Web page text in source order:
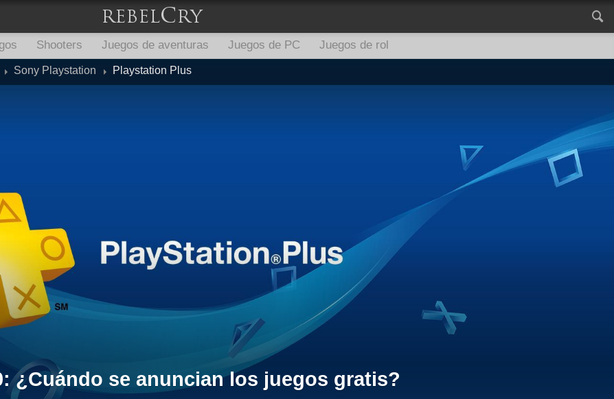
Shooters Juegos de aventuras Juegos de PC Juegos de rol
Sony Playstation Playstation Plus
¿Cuándo se anuncian los juegos gratis?